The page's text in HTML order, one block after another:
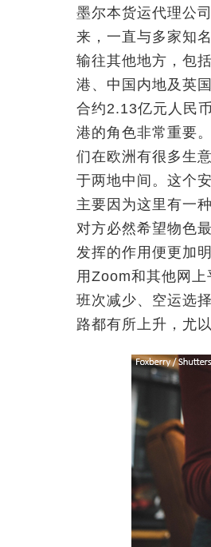
墨尔本货运代理公
来，一直与多家知
输往其他地方，包
港、中国内地及英
合约2.13亿元人民
港的角色非常重要
们在欧洲有很多生
于两地中间。这个
主要因为这里有一
对方必然希望物色
发挥的作用便更加
用Zoom和其他网
班次减少、空运选
路都有所上升，尤